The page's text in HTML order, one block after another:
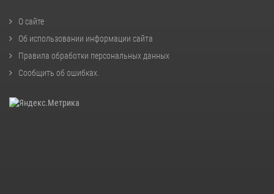
О сайте
Об использовании информации сайта
Правила обработки персональных данных
Сообщить об ошибках